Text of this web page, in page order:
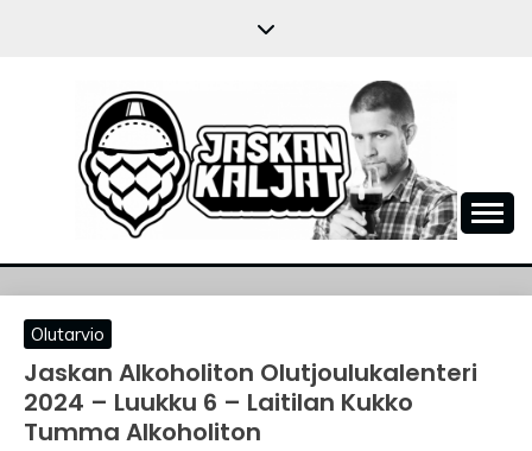
JASKANKALJAT
Olutarvio
Jaskan Alkoholiton Olutjoulukalenteri
2024 – Luukku 6 – Laitilan Kukko
Tumma Alkoholiton